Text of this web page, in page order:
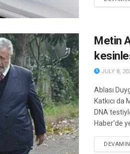
Metin
JULY 8,
Ablası
Katkıcı da
DNA
Haber'de